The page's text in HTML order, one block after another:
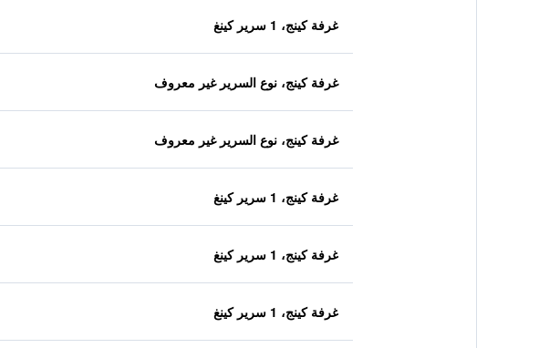
غرفة كينج، 1 سرير كينغ
غرفة كينج، نوع السرير غير معروف
غرفة كينج، نوع السرير غير معروف
غرفة كينج، 1 سرير كينغ
غرفة كينج، 1 سرير كينغ
غرفة كينج، 1 سرير كينغ